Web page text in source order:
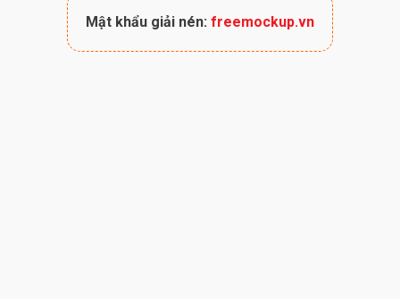
Mật khẩu giải nén: freemockup.vn